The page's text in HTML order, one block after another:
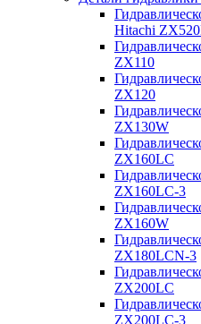
Hitachi
ZX110
ZX120
ZX130W
ZX160LC
ZX160LC-3
ZX160W
ZX180LCN-3
ZX200LC
ZX200LC-3